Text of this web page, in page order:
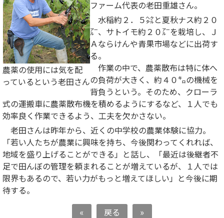
農薬の使用には気を配
っているという老田さん
ファーム代表の老田重雄さん。
水稲約２．５㌶と夏秋ナス約２０
㌃、サトイモ約２０㌃を栽培し、Ｊ
Ａならけんや青果市場などに出荷す
る。
作業の中で、農薬散布は特に体へ
の負荷が大きく、約４０㌔の機械を
背負うという。そのため、クローラ
式の運搬車に農薬散布機を積めるようにするなど、１人でも
効率良く作業できるよう、工夫を欠かさない。
老田さんは昨年から、近くの中学校の農業体験に協力。
「若い人たちが農業に興味を持ち、今後関わってくれれば、
地域を盛り上げることができる」と話し、「最近は後継者不
足で田んぼの管理を頼まれることが増えているが、１人では
限界もあるので、若い力がもっと増えてほしい」と今後に期
待する。
« 戻る »